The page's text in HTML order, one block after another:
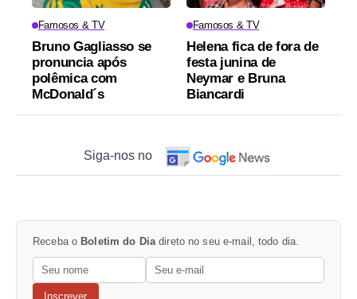
Famosos & TV
Bruno Gagliasso se
pronuncia após
polêmica com
McDonald´s
Famosos & TV
Helena fica de fora de
festa junina de
Neymar e Bruna
Biancardi
Siga-nos no
Receba o Boletim do Dia direto no seu e-mail, todo dia.
Inscrever